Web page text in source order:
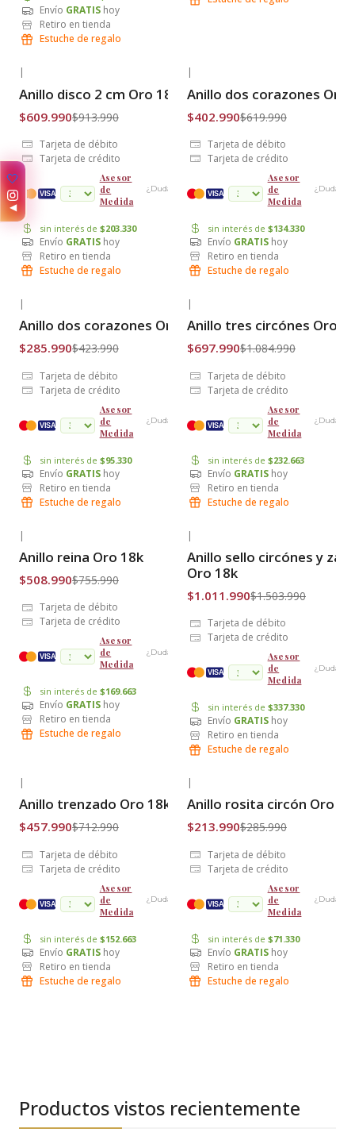
Envío GRATIS hoy
Retiro en tienda
Estuche de regalo
Envío Gratis
|
Anillo disco 2 cm Oro 18k
$609.990$913.990
Tarjeta de débito
Tarjeta de crédito
VISA
Asesor
de
Medida
¿Dudas? cuotas
sin interés de $203.330
Envío GRATIS hoy
Retiro en tienda
Estuche de regalo
Envío Gratis
|
Anillo dos corazones Oro
$402.990$619.990
Tarjeta de débito
Tarjeta de crédito
VISA
Asesor
de
Medida
¿Dudas?
sin interés de $134.330
Envío GRATIS hoy
Retiro en tienda
Estuche de regalo
Envío Gratis
|
Anillo dos corazones Oro 18k
$285.990$423.990
Tarjeta de débito
Tarjeta de crédito
VISA
Asesor
de
Medida
¿Dudas? cuotas
sin interés de $95.330
Envío GRATIS hoy
Retiro en tienda
Estuche de regalo
Envío Gratis
|
Anillo tres circónes Oro
$697.990$1.084.990
Tarjeta de débito
Tarjeta de crédito
VISA
Asesor
de
Medida
¿Dudas?
sin interés de $232.663
Envío GRATIS hoy
Retiro en tienda
Estuche de regalo
Envío Gratis
|
Anillo reina Oro 18k
$508.990$755.990
Tarjeta de débito
Tarjeta de crédito
VISA
Asesor
de
Medida
¿Dudas?
sin interés de $169.663
Envío GRATIS hoy
Retiro en tienda
Estuche de regalo
Envío Gratis
|
Anillo sello circónes y
Oro 18k
$1.011.990$1.503.990
Tarjeta de débito
Tarjeta de crédito
VISA
Asesor
de
Medida
¿Dudas?
sin interés de $337.330
Envío GRATIS hoy
Retiro en tienda
Estuche de regalo
Envío Gratis
|
Anillo trenzado Oro 18k
$457.990$712.990
Tarjeta de débito
Tarjeta de crédito
VISA
Asesor
de
Medida
¿Dudas? cuotas
sin interés de $152.663
Envío GRATIS hoy
Retiro en tienda
Estuche de regalo
Envío Gratis
|
Anillo rosita circón Oro
$213.990$285.990
Tarjeta de débito
Tarjeta de crédito
VISA
Asesor
de
Medida
¿Dudas?
sin interés de $71.330
Envío GRATIS hoy
Retiro en tienda
Estuche de regalo
Productos vistos recientemente
🤍
◀